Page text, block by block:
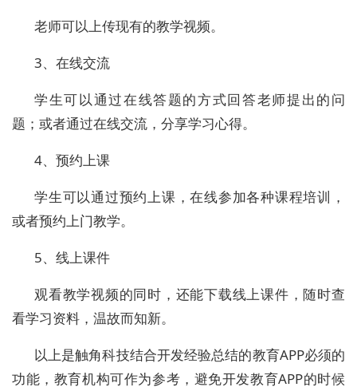
老师可以上传现有的教学视频。
3、在线交流
学生可以通过在线答题的方式回答老师提出的问
题；或者通过在线交流，分享学习心得。
4、预约上课
学生可以通过预约上课，在线参加各种课程培训，
或者预约上门教学。
5、线上课件
观看教学视频的同时，还能下载线上课件，随时查
看学习资料，温故而知新。
以上是触角科技结合开发经验总结的教育APP必须的
功能，教育机构可作为参考，避免开发教育APP的时候